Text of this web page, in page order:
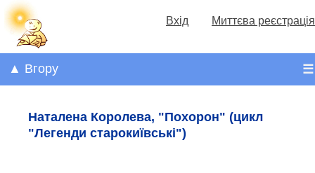
Вхід Миттєва реєстрація
☰
▲ Вгору
Наталена Королева, "Похорон" (цикл
"Легенди старокиївські")